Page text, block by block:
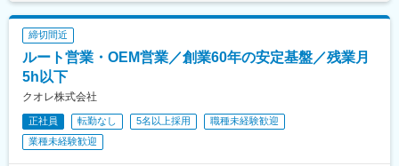
締切間近
ルート営業・OEM営業／創業60年の安定基盤／残業月
5h以下
クオレ株式会社
正社員 転勤なし 5名以上採用
職種未経験歓迎
業種未経験歓迎